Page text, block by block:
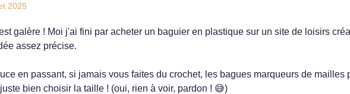
2025
galère ! Moi j'ai fini par acheter un baguier en plastique sur un site de loisirs
assez précise.
en passant, si jamais vous faites du crochet, les bagues marqueurs de mailles
bien choisir la taille ! (oui, rien à voir, pardon ! 😅)